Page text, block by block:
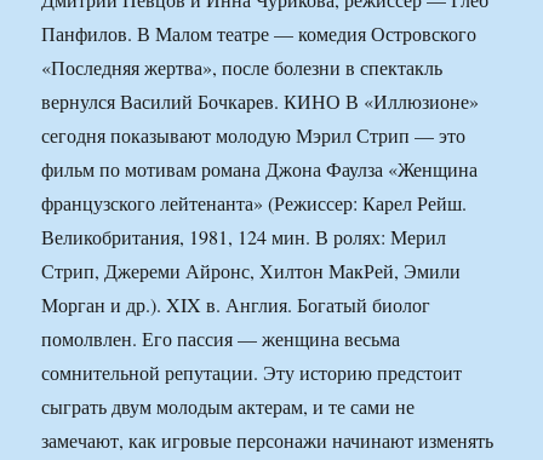
Панфилов. В Малом театре — комедия Островского
«Последняя жертва», после болезни в спектакль
вернулся Василий Бочкарев. КИНО В «Иллюзионе»
сегодня показывают молодую Мэрил Стрип — это
фильм по мотивам романа Джона Фаулза «Женщина
французского лейтенанта» (Режиссер: Карел Рейш.
Великобритания, 1981, 124 мин. В ролях: Мерил
Стрип, Джереми Айронс, Хилтон МакРей, Эмили
Морган и др.). XIX в. Англия. Богатый биолог
помолвлен. Его пассия — женщина весьма
сомнительной репутации. Эту историю предстоит
сыграть двум молодым актерам, и те сами не
замечают, как игровые персонажи начинают изменять